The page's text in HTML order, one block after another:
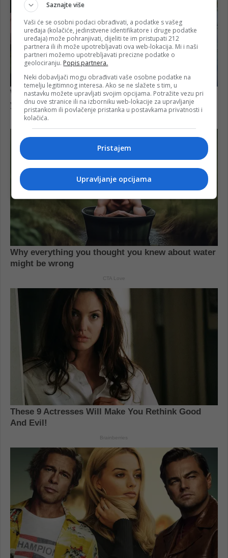
Saznajte više
Vaši će se osobni podaci obrađivati, a podatke s vašeg
uređaja (kolačiće, jedinstvene identifikatore i druge podatke
uređaja) može pohranjivati, dijeliti te im pristupati 212
partnera ili ih može upotrebljavati ova web-lokacija. Mi i naši
partneri možemo upotrebljavati precizne podatke o
geolociranju. Popis partnera.
Neki dobavljači mogu obrađivati vaše osobne podatke na
temelju legitimnog interesa. Ako se ne slažete s tim, u
nastavku možete upravljati svojim opcijama. Potražite vezu pri
dnu ove stranice ili na izborniku web-lokacije za upravljanje
pristankom ili povlačenje pristanka u postavkama privatnosti i
kolačića.
Pristajem
Upravljanje opcijama